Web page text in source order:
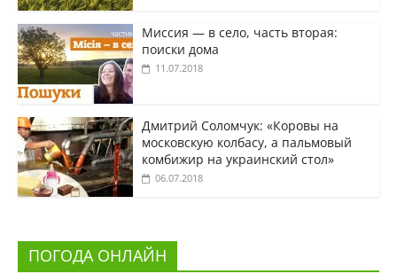
Миссия — в село, часть вторая:
поиски дома
11.07.2018
Дмитрий Соломчук: «Коровы на
московскую колбасу, а пальмовый
комбижир на украинский стол»
06.07.2018
ПОГОДА ОНЛАЙН